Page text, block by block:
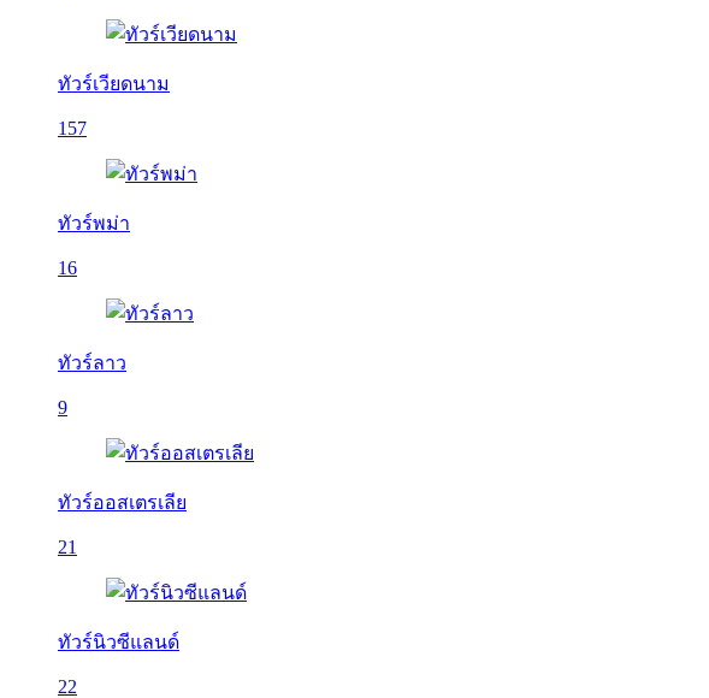
ทัวร์เวียดนาม
157
ทัวร์พม่า
16
ทัวร์ลาว
9
ทัวร์ออสเตรเลีย
21
ทัวร์นิวซีแลนด์
22